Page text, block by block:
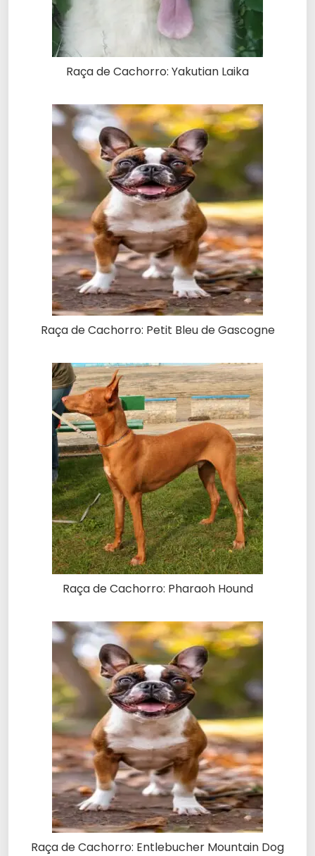
Raça de Cachorro: Yakutian Laika
Raça de Cachorro: Petit Bleu de Gascogne
Raça de Cachorro: Pharaoh Hound
Raça de Cachorro: Entlebucher Mountain Dog